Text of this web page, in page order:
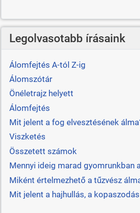
Legolvasotabb írásaink
Álomfejtés A-tól Z-ig
Álomszótár
Önéletrajz helyett
Álomfejtés
Mit jelent a fog elvesztésének
Viszketés
Összetett számok
Mennyi ideig marad gyomrunkban
Miként értelmezhető a tűzvész
Mit jelent a hajhullás, a